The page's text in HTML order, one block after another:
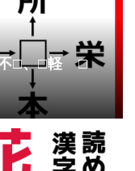
不□、□軽 □